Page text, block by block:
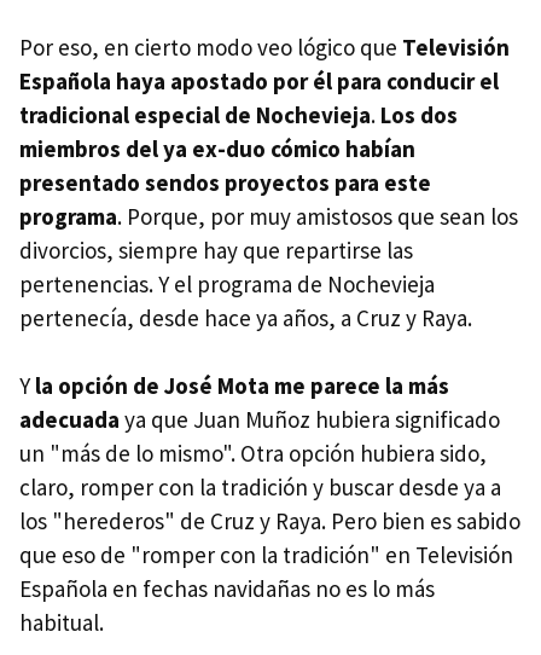
Por eso, en cierto modo veo lógico que Televisión
Española haya apostado por él para conducir el
tradicional especial de Nochevieja. Los dos
miembros del ya ex-duo cómico habían
presentado sendos proyectos para este
programa. Porque, por muy amistosos que sean los
divorcios, siempre hay que repartirse las
pertenencias. Y el programa de Nochevieja
pertenecía, desde hace ya años, a Cruz y Raya.
Yla opción de José Mota me parece la más
adecuada ya que Juan Muñoz hubiera significado
un "más de lo mismo". Otra opción hubiera sido,
claro, romper con la tradición y buscar desde ya a
los "herederos" de Cruz y Raya. Pero bien es sabido
que eso de "romper con la tradición" en Televisión
Española en fechas navidañas no es lo más
habitual.